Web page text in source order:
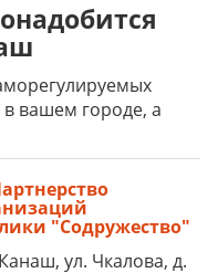
вашем городе, а
"Содружество"
ул. Чкалова, д.